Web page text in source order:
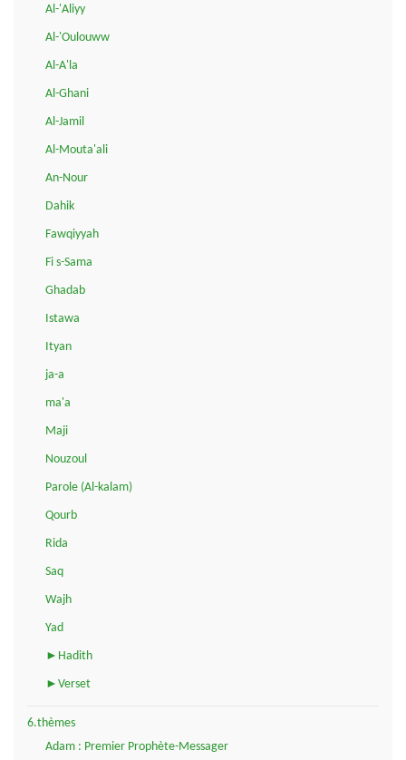
Al-'Aliyy
Al-'Oulouww
Al-A'la
Al-Ghani
Al-Jamil
Al-Mouta'ali
An-Nour
Dahik
Fawqiyyah
Fi s-Sama
Ghadab
Istawa
Ityan
ja-a
ma'a
Maji
Nouzoul
Parole (Al-kalam)
Qourb
Rida
Saq
Wajh
Yad
►Hadith
►Verset
6.thèmes
Adam : Premier Prophète-Messager